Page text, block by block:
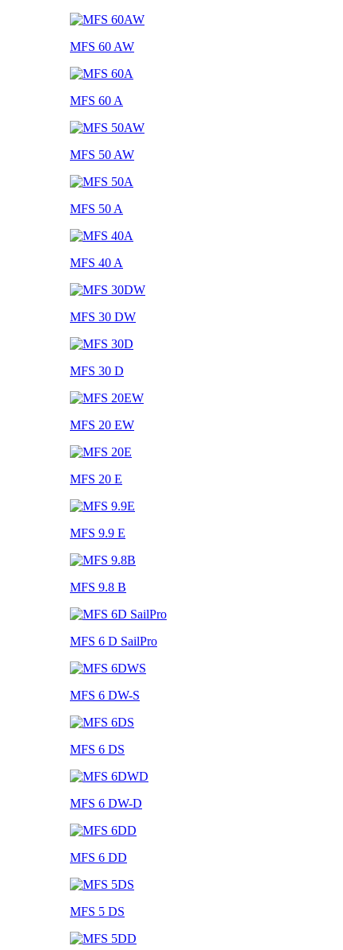
MFS 60 AW
MFS 60 A
MFS 50 AW
MFS 50 A
MFS 40 A
MFS 30 DW
MFS 30 D
MFS 20 EW
MFS 20 E
MFS 9.9 E
MFS 9.8 B
MFS 6 D SailPro
MFS 6 DW-S
MFS 6 DS
MFS 6 DW-D
MFS 6 DD
MFS 5 DS